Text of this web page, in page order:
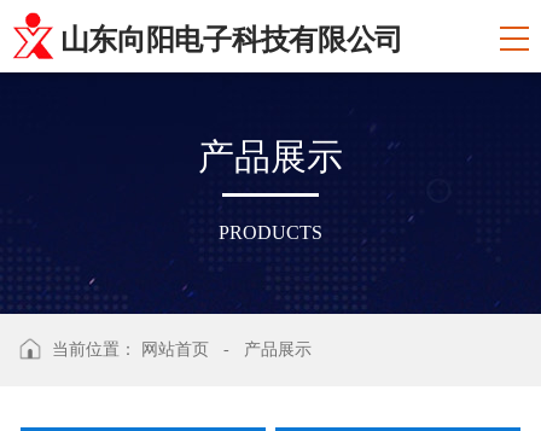
山东向阳电子科技有限公司
产品展示
PRODUCTS
当前位置： 网站首页 - 产品展示